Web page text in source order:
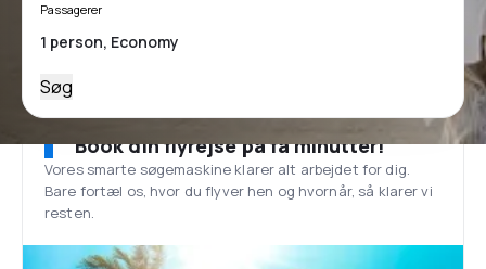
Passagerer
Søg
Book din flyrejse på få minutter!
Vores smarte søgemaskine klarer alt arbejdet for dig.
Bare fortæl os, hvor du flyver hen og hvornår, så klarer vi
resten.